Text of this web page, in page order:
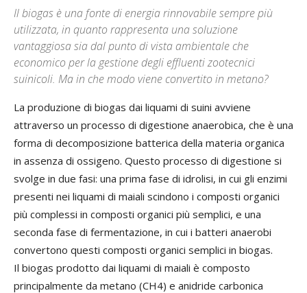
Il biogas è una fonte di energia rinnovabile sempre più
utilizzata, in quanto rappresenta una soluzione
vantaggiosa sia dal punto di vista ambientale che
economico per la gestione degli effluenti zootecnici
suinicoli. Ma in che modo viene convertito in metano?
La produzione di biogas dai liquami di suini avviene
attraverso un processo di digestione anaerobica, che è una
forma di decomposizione batterica della materia organica
in assenza di ossigeno. Questo processo di digestione si
svolge in due fasi: una prima fase di idrolisi, in cui gli enzimi
presenti nei liquami di maiali scindono i composti organici
più complessi in composti organici più semplici, e una
seconda fase di fermentazione, in cui i batteri anaerobi
convertono questi composti organici semplici in biogas.
Il biogas prodotto dai liquami di maiali è composto
principalmente da metano (CH4) e anidride carbonica